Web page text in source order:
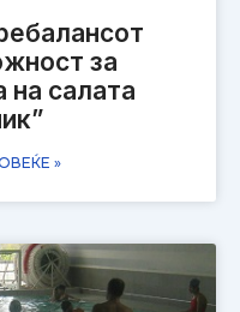
за
на салата
»